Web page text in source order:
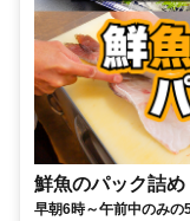
鮮魚のパック詰め
早朝6時～午前中のみ